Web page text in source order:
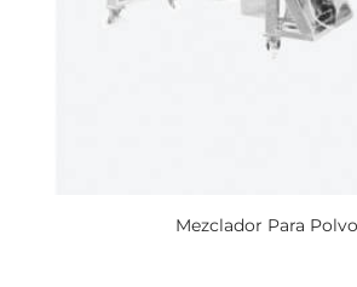
Mezclador Para